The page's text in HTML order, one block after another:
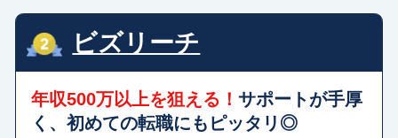
ビズリーチ
年収500万以上を狙える！サポートが手厚
く、初めての転職にもピッタリ◎